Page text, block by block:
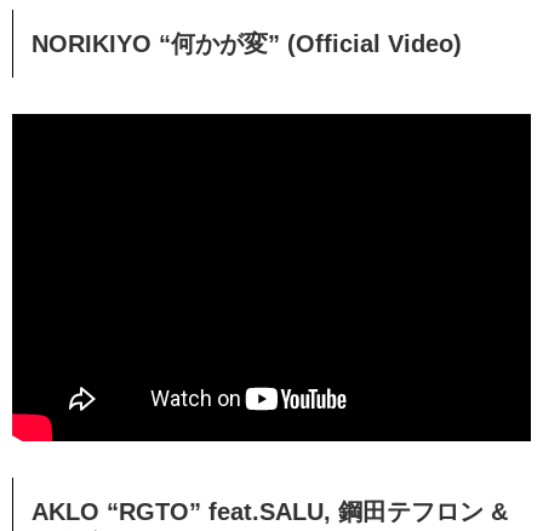
NORIKIYO “何かが変” (Official Video)
AKLO “RGTO” feat.SALU, 鋼田テフロン &